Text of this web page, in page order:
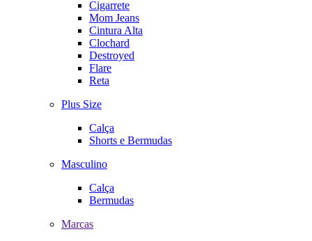
Cigarrete
Mom Jeans
Cintura Alta
Clochard
Destroyed
Flare
Reta
Plus Size
Calça
Shorts e Bermudas
Masculino
Calça
Bermudas
Marcas